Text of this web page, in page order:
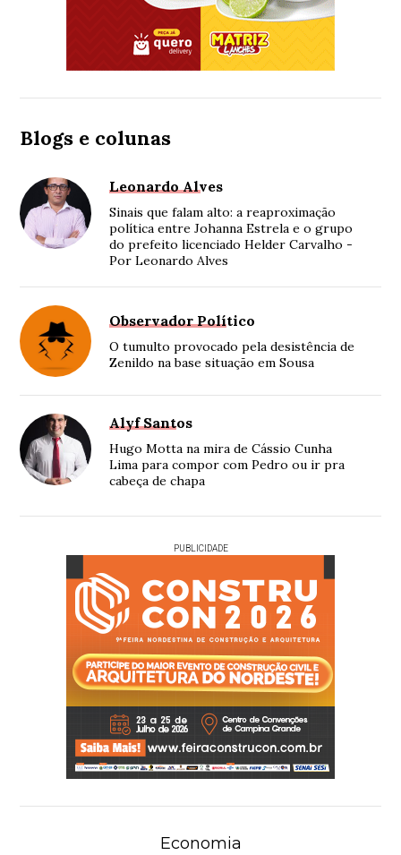
Blogs e colunas
Leonardo Alves
Sinais que falam alto: a reaproximação
política entre Johanna Estrela e o grupo
do prefeito licenciado Helder Carvalho -
Por Leonardo Alves
Observador Político
O tumulto provocado pela desistência de
Zenildo na base situação em Sousa
Alyf Santos
Hugo Motta na mira de Cássio Cunha
Lima para compor com Pedro ou ir pra
cabeça de chapa
PUBLICIDADE
Economia